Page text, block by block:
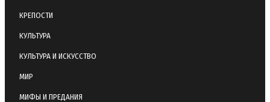
КРЕПОСТИ
КУЛЬТУРА
КУЛЬТУРА И ИСКУССТВО
МИР
МИФЫ И ПРЕДАНИЯ